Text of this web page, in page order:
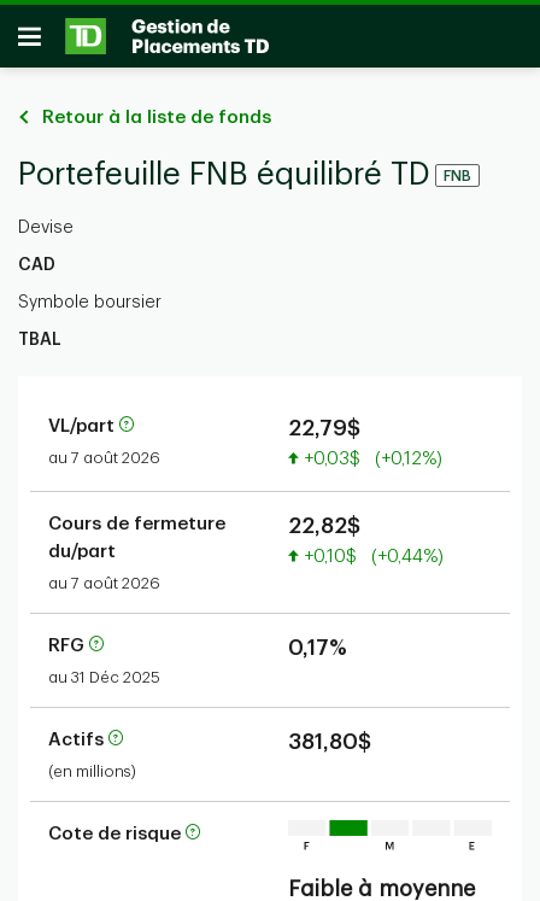
Passer au contenu principal
Ouvrir
Retour à la liste de fonds
Portefeuille FNB équilibré TD FNB
Devise
CAD
Symbole boursier
TBAL
VL/part
au 7 août 2026
22,79$
Valeur accrue
+0,03$ (+0,12%)
Cours de fermeture
du/part
au 7 août 2026
22,82$
Valeur accrue
+0,10$ (+0,44%)
RFG
au 31 Déc 2025
0,17%
Actifs
(en millions)
381,80$
Cote de risque
Faible à moyenne